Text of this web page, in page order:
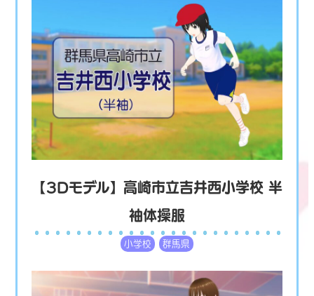
【3Dモデル】高崎市立吉井西小学校 半
袖体操服
小学校 群馬県